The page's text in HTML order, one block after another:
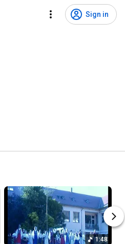
Sign in
1:48